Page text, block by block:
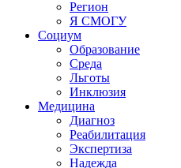
Регион
Я СМОГУ
Социум
Образование
Среда
Льготы
Инклюзия
Медицина
Диагноз
Реабилитация
Экспертиза
Надежда